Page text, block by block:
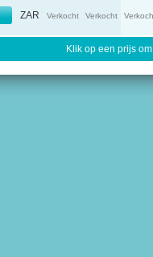
ZAR Verkocht Verkocht
Klik op een prijs